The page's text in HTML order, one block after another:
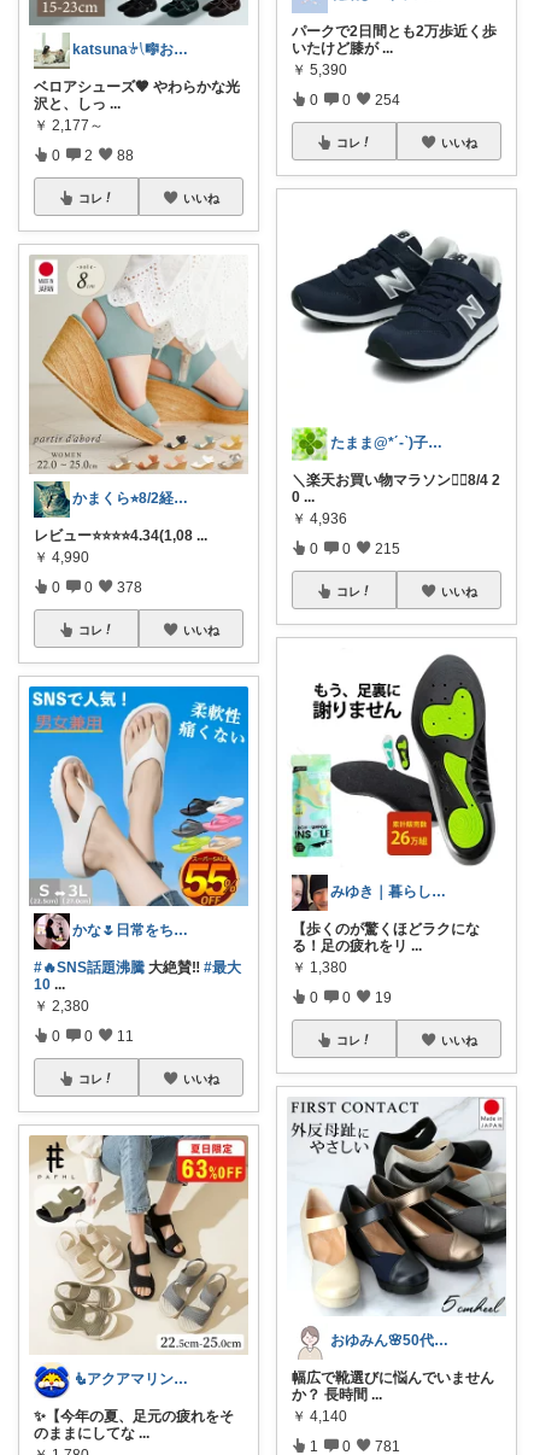
katsuna𓍯🎼お返事遅れます🐢
ベロアシューズ🤎 やわらかな光
沢と、しっ ...
￥ 2,177～
0 2 88
コレ いいね
かまくら⭐︎8/2経由購入感謝です
レビュー⭐️⭐️⭐️⭐️4.34(1,08 ...
￥ 4,990
0 0 378
コレ いいね
かな🌷日常をちょっと豊かにするもの
#🔥SNS話題沸騰 大絶賛‼️ #最大
10 ...
￥ 2,380
0 0 11
コレ いいね
🧜アクアマリン⚡️暮らしに笑顔をプラス
✨【今年の夏、足元の疲れをそ
のままにしてな ...
パークで2日間とも2万歩近く歩
いたけど膝が ...
￥ 5,390
0 0 254
コレ いいね
たまま@*´-`)子ども用品/日用品
＼楽天お買い物マラソン🏃‍♀️8/4 2
0 ...
￥ 4,936
0 0 215
コレ いいね
みゆき｜暮らしのおすすめ
【歩くのが驚くほどラクにな
る！足の疲れをリ ...
￥ 1,380
0 0 19
コレ いいね
おゆみん🌸50代からの快適暮らし
幅広で靴選びに悩んでいません
か？ 長時間 ...
￥ 4,140
1 0 781